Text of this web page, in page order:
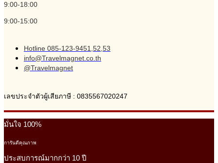
9:00-18:00
9:00-15:00
Hotline 085-123-9451,52,53
info@Travelmagnet.co.th
@Travelmagnet
เลขประจำตัวผู้เสียภาษี : 0835567020247
มั่นใจ 100%
การันตีคุณภาพ
ประสบการณ์มากกว่า 10 ปี